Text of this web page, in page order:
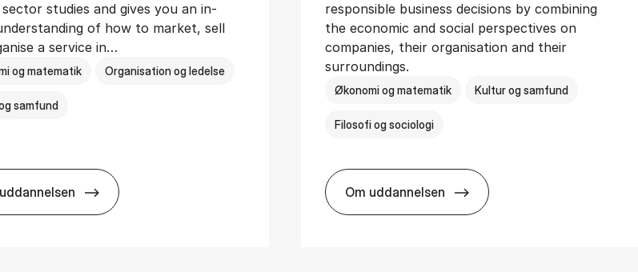
studies and gives you an in-
of how to market, sell
a service in…
og matematik Organisation og ledelse
samfund
BSc in Busi­ness Ad­min­is­tra­tion and Ser­vice Man­age­ment
responsible business decisions by combining
the economic and social perspectives on
companies, their organisation and their
surroundings.
Økonomi og matematik Kultur og samfund
Filosofi og sociologi
Om uddannelsen
BSc in Busi­ness Ad­min­is­tra­tion and